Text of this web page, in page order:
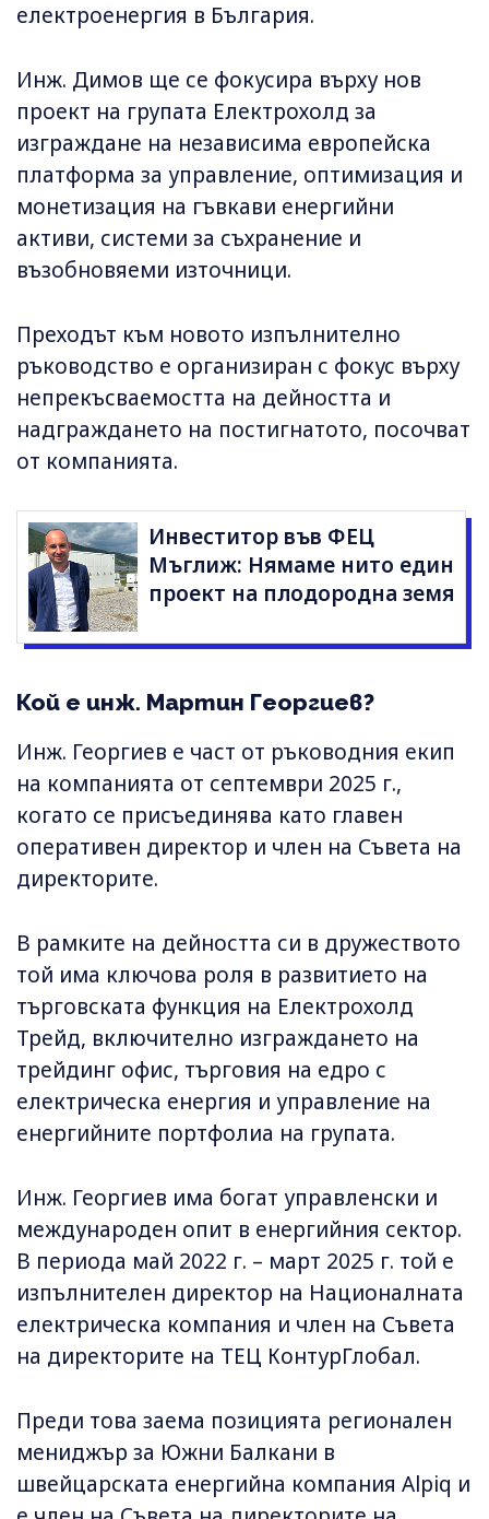
електроенергия в България.
Инж. Димов ще се фокусира върху нов
проект на групата Електрохолд за
изграждане на независима европейска
платформа за управление, оптимизация и
монетизация на гъвкави енергийни
активи, системи за съхранение и
възобновяеми източници.
Преходът към новото изпълнително
ръководство е организиран с фокус върху
непрекъсваемостта на дейността и
надграждането на постигнатото, посочват
от компанията.
Инвеститор във ФЕЦ
Мъглиж: Нямаме нито един
проект на плодородна земя
Кой е инж. Мартин Георгиев?
Инж. Георгиев е част от ръководния екип
на компанията от септември 2025 г.,
когато се присъединява като главен
оперативен директор и член на Съвета на
директорите.
В рамките на дейността си в дружеството
той има ключова роля в развитието на
търговската функция на Електрохолд
Трейд, включително изграждането на
трейдинг офис, търговия на едро с
електрическа енергия и управление на
енергийните портфолиа на групата.
Инж. Георгиев има богат управленски и
международен опит в енергийния сектор.
В периода май 2022 г. – март 2025 г. той е
изпълнителен директор на Националната
електрическа компания и член на Съвета
на директорите на ТЕЦ КонтурГлобал.
Преди това заема позицията регионален
мениджър за Южни Балкани в
швейцарската енергийна компания Alpiq и